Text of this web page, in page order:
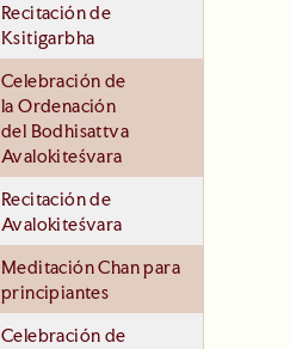
Recitación de
Ksitigarbha
Celebración de
la Ordenación
del Bodhisattva
Avalokiteśvara
Recitación de
Avalokiteśvara
Meditación Chan para
principiantes
Celebración de